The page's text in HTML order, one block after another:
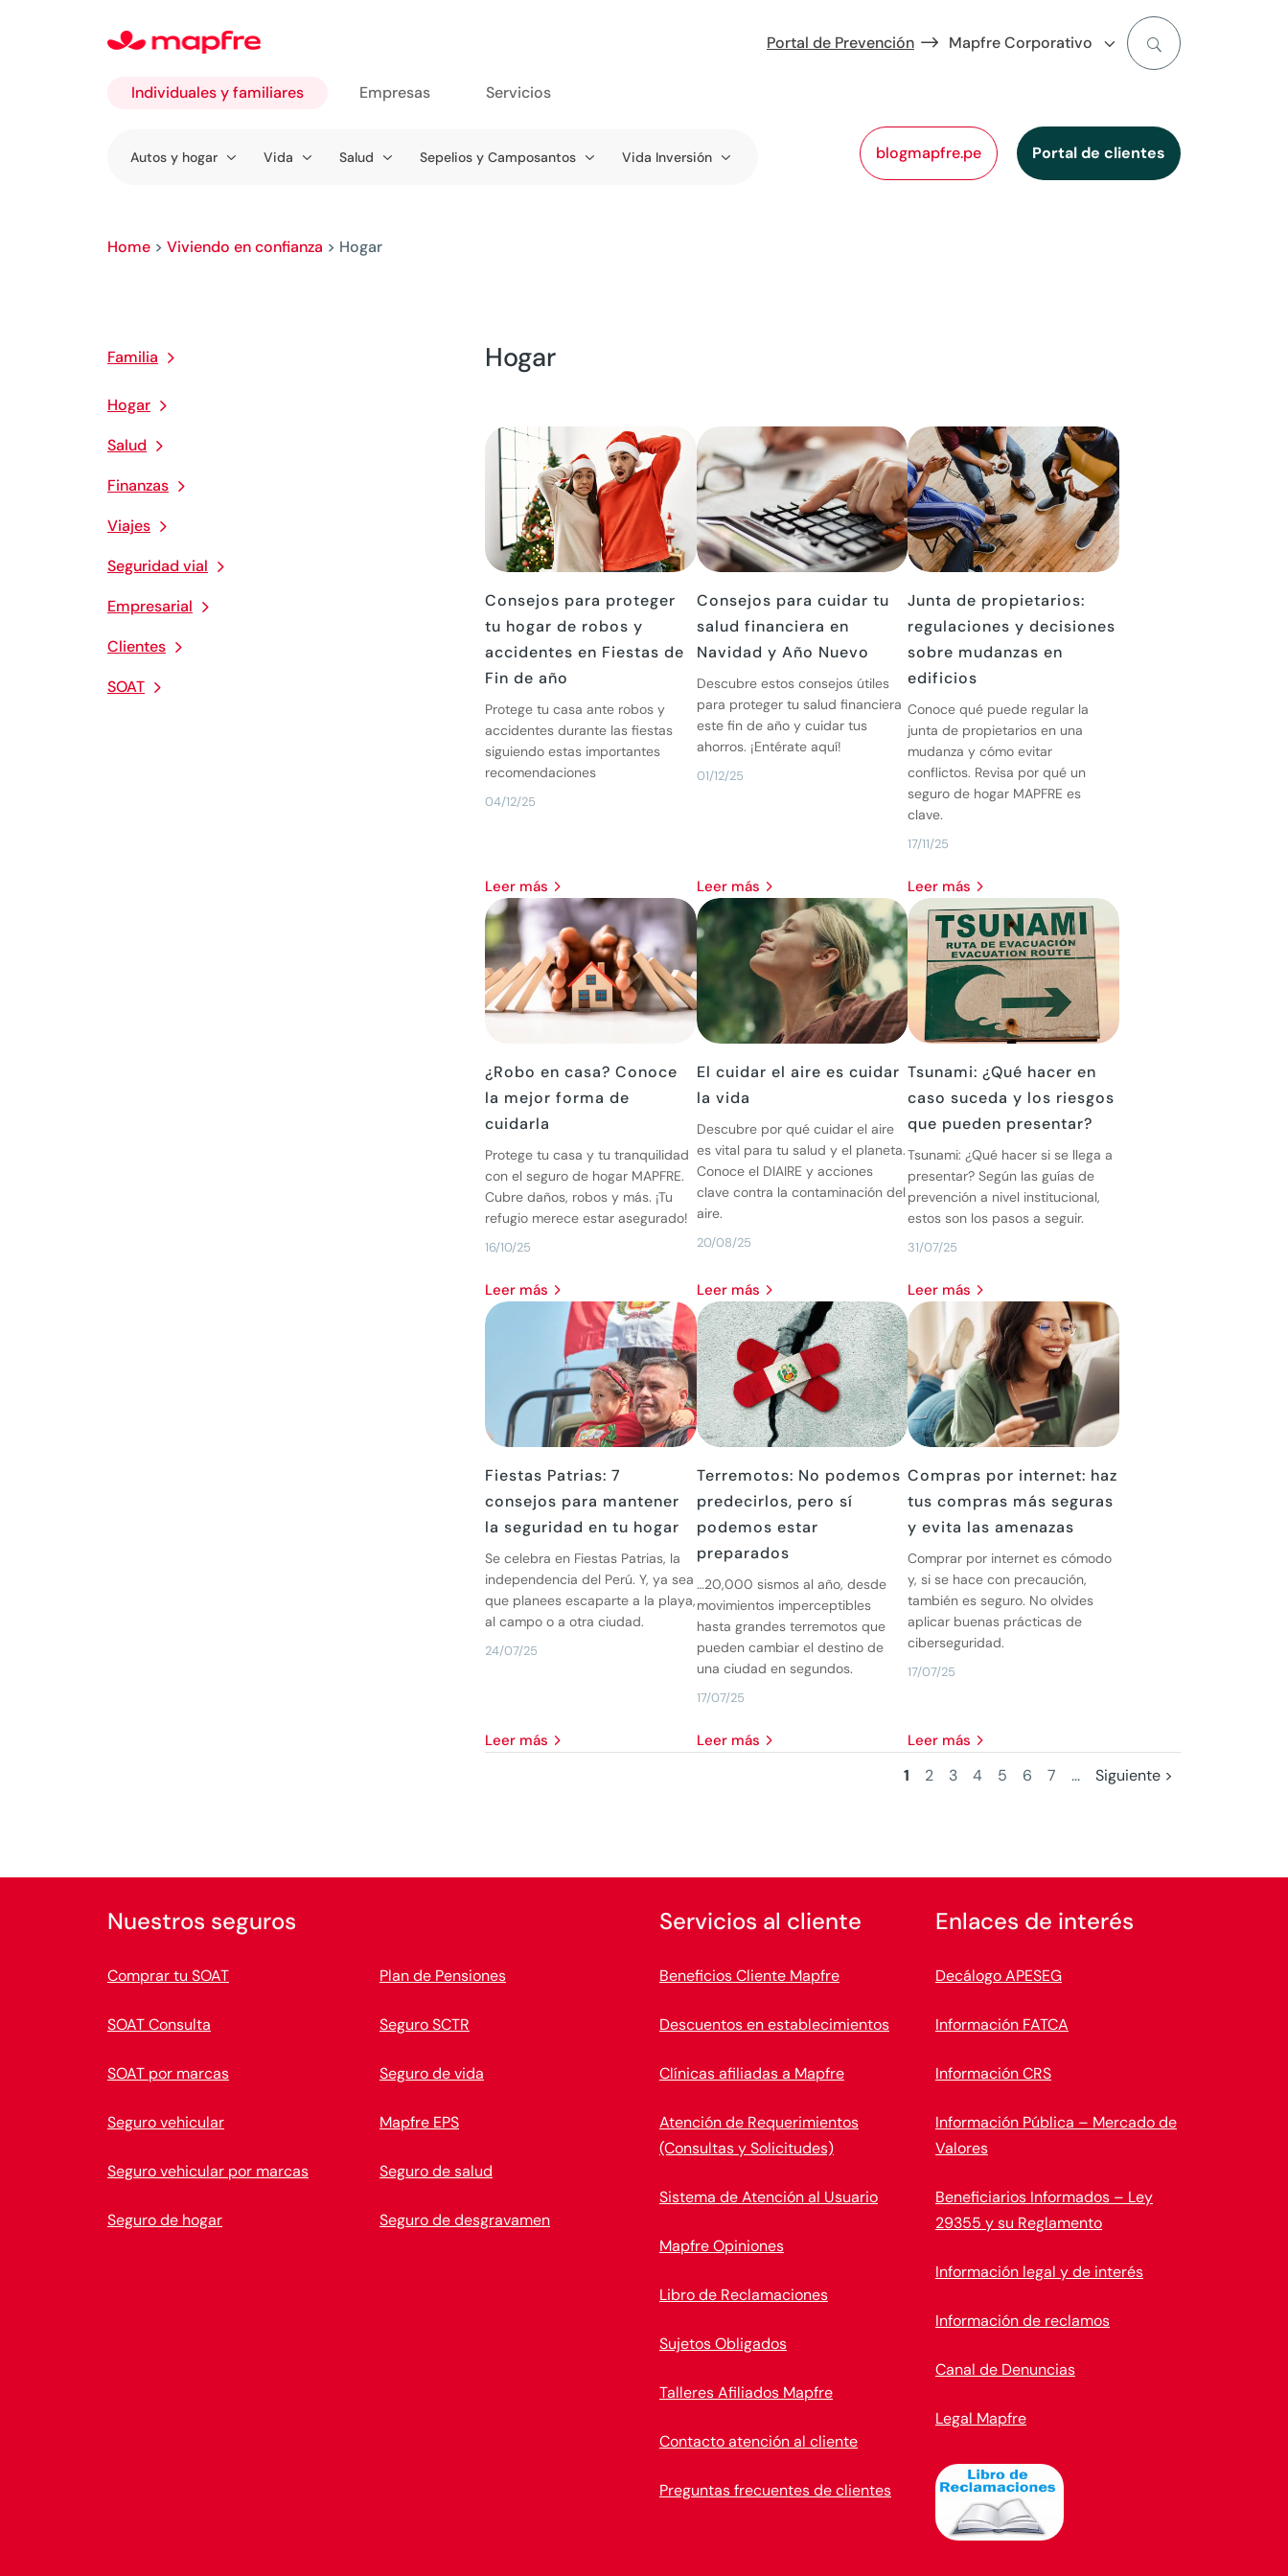
Portal de Prevención Mapfre Corporativo
blogmapfre.pe Portal de clientes
Individuales y familiares
Ir a
Autos y hogar Vida Salud Sepelios y Camposantos Vida Inversión
Empresas Servicios
Home > Viviendo en confianza > Hogar
Familia
Hogar
Salud
Finanzas
Viajes
Seguridad vial
Empresarial
Clientes
SOAT
Hogar
Consejos para proteger
tu hogar de robos y
accidentes en Fiestas de
Fin de año
04/12/25
Protege tu casa ante robos y
accidentes durante las fiestas
siguiendo estas importantes
recomendaciones
leer más
Consejos para cuidar tu
salud financiera en
Navidad y Año Nuevo
01/12/25
Descubre estos consejos útiles
para proteger tu salud financiera
este fin de año y cuidar tus
ahorros. ¡Entérate aquí!
leer más
Junta de propietarios:
regulaciones y decisiones
sobre mudanzas en
edificios
17/11/25
Conoce qué puede regular la
junta de propietarios en una
mudanza y cómo evitar
conflictos. Revisa por qué un
seguro de hogar MAPFRE es
clave.
leer más
¿Robo en casa? Conoce
la mejor forma de
cuidarla
16/10/25
Protege tu casa y tu tranquilidad
con el seguro de hogar MAPFRE.
Cubre daños, robos y más. ¡Tu
refugio merece estar asegurado!
leer más
El cuidar el aire es cuidar
la vida
20/08/25
Descubre por qué cuidar el aire
es vital para tu salud y el planeta.
Conoce el DIAIRE y acciones
clave contra la contaminación del
aire.
leer más
Tsunami: ¿Qué hacer en
caso suceda y los riesgos
que pueden presentar?
31/07/25
Tsunami: ¿Qué hacer si se llega a
presentar? Según las guías de
prevención a nivel institucional,
estos son los pasos a seguir.
leer más
Fiestas Patrias: 7
consejos para mantener
la seguridad en tu hogar
24/07/25
Se celebra en Fiestas Patrias, la
independencia del Perú. Y, ya sea
que planees escaparte a la playa,
al campo o a otra ciudad.
leer más
Terremotos: No podemos
predecirlos, pero sí
podemos estar
preparados
17/07/25
…20,000 sismos al año, desde
movimientos imperceptibles
hasta grandes terremotos que
pueden cambiar el destino de
una ciudad en segundos.
leer más
Compras por internet: haz
tus compras más seguras
y evita las amenazas
17/07/25
Comprar por internet es cómodo
y, si se hace con precaución,
también es seguro. No olvides
aplicar buenas prácticas de
ciberseguridad.
leer más
1 2 3 4 5 6 7 ... Siguiente >
Nuestros seguros
Comprar tu SOAT
SOAT Consulta
SOAT por marcas
Seguro vehicular
Seguro vehicular por marcas
Seguro de hogar
Plan de Pensiones
Seguro SCTR
Seguro de vida
Mapfre EPS
Seguro de salud
Seguro de desgravamen
Servicios al cliente
Beneficios Cliente Mapfre
Descuentos en establecimientos
Clínicas afiliadas a Mapfre
Atención de Requerimientos
(Consultas y Solicitudes)
Sistema de Atención al Usuario
Mapfre Opiniones
Libro de Reclamaciones
Sujetos Obligados
Talleres Afiliados Mapfre
Contacto atención al cliente
Preguntas frecuentes de clientes
Enlaces de interés
Decálogo APESEG
Información FATCA
Información CRS
Información Pública – Mercado de
Valores
Beneficiarios Informados – Ley
29355 y su Reglamento
Información legal y de interés
Información de reclamos
Canal de Denuncias
Legal Mapfre